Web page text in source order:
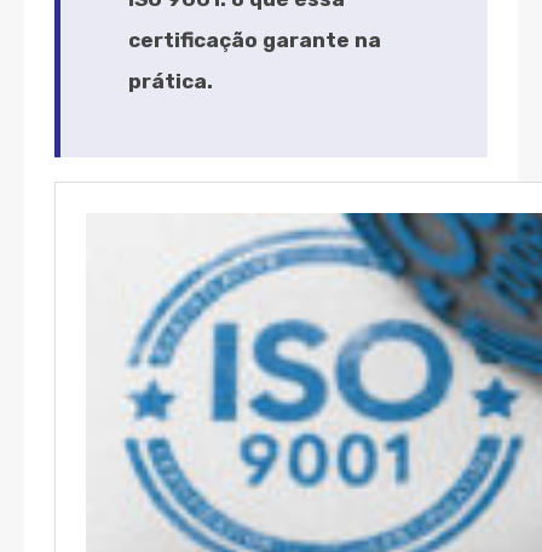
certificação garante na
prática.